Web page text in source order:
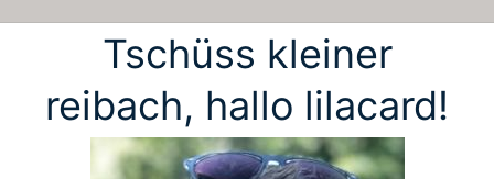
Tschüss kleiner
reibach, hallo lilacard!